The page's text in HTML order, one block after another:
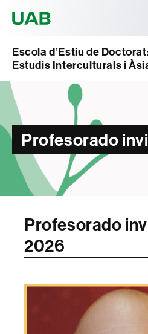
Escola d’Estiu de
Estudis Interculturals i
Profesorado
Profesorado
2026